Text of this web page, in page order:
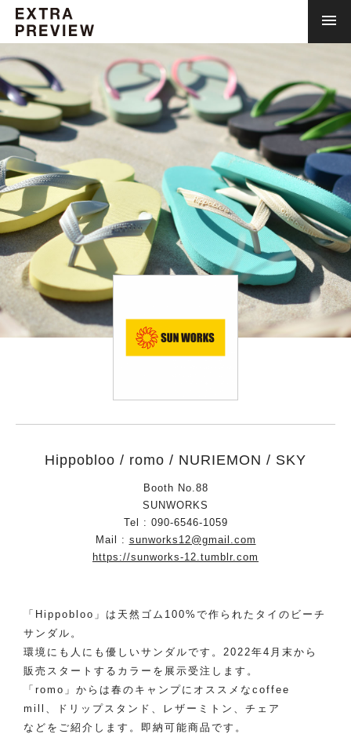
Hippobloo / romo / NURIEMON / SKY
Booth No.88
SUNWORKS
Tel : 090-6546-1059
Mail : sunworks12@gmail.com
https://sunworks-12.tumblr.com
「Hippobloo」は天然ゴム100%で作られたタイのビーチ
サンダル。
環境にも人にも優しいサンダルです。2022年4月末から
販売スタートするカラーを展示受注します。
「romo」からは春のキャンプにオススメなcoffee
mill、ドリップスタンド、レザーミトン、チェア
などをご紹介します。即納可能商品です。